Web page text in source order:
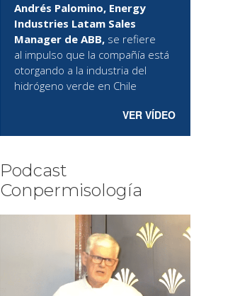
Andrés Palomino, Energy
Industries Latam Sales
Manager de ABB, se refiere
al impulso que la compañía está
otorgando a la industria del
hidrógeno verde en Chile
VER VÍDEO
Podcast
Conpermisología